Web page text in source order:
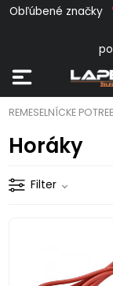
Obľúbené značky
REMESELNÍCKE
Horáky
Filter